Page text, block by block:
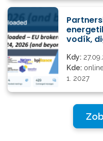
vodík,
Kdy:
Kde:
1. 2027